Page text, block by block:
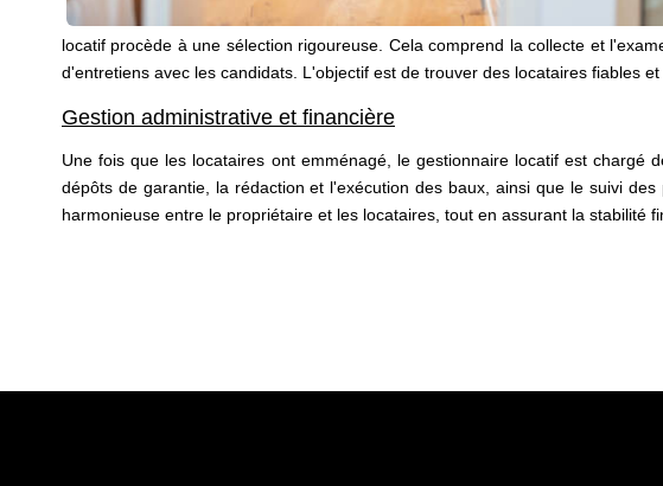
locatif procède à une sélection rigoureuse. Cela comprend la collecte et
d'entretiens avec les candidats. L'objectif est de trouver des locataires fiables
Gestion administrative et financière
Une fois que les locataires ont emménagé, le gestionnaire locatif est
dépôts de garantie, la rédaction et l'exécution des baux, ainsi que le suivi
harmonieuse entre le propriétaire et les locataires, tout en assurant la stabilité